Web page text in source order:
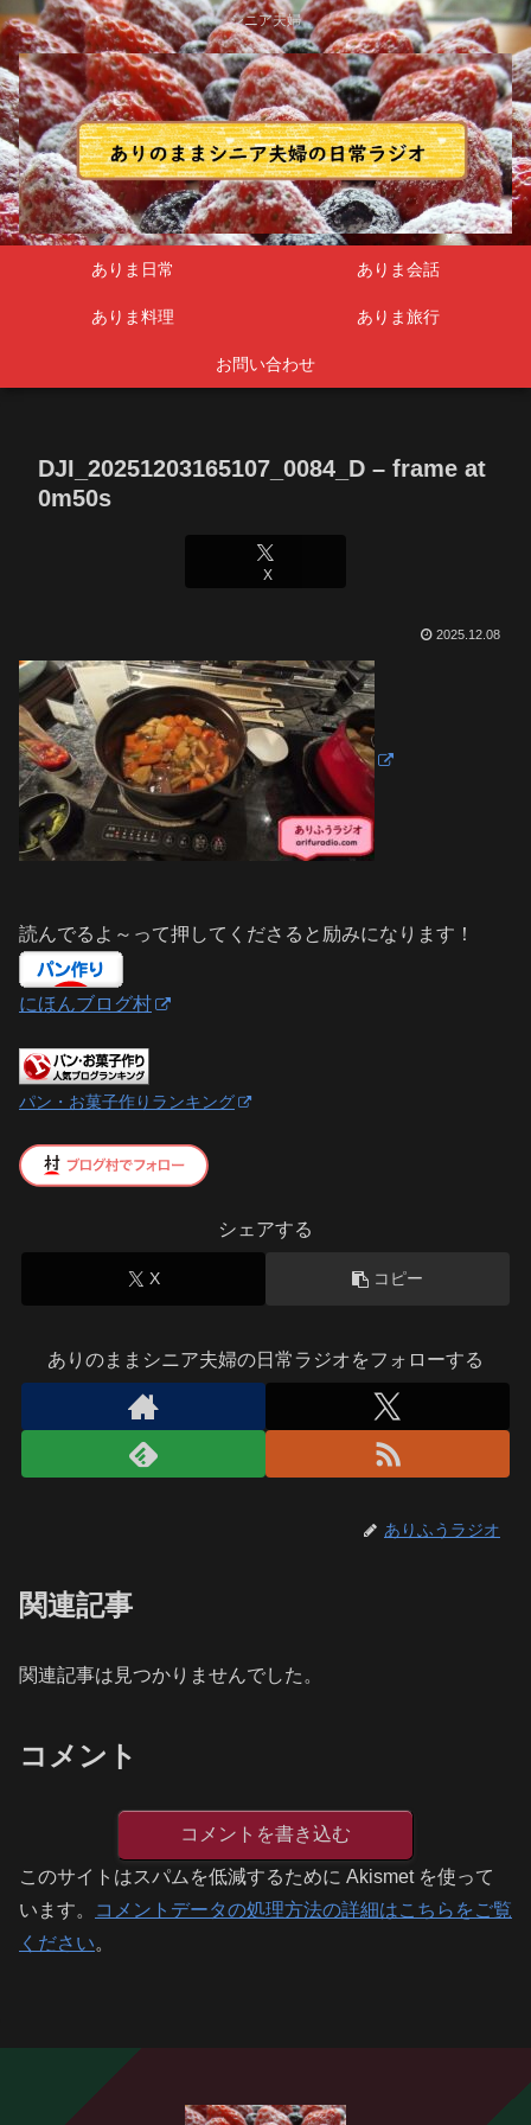
シニア夫婦
ありま日常 ありま会話
ありま料理 ありま旅行
お問い合わせ
DJI_20251203165107_0084_D – frame at
0m50s
X
2025.12.08
読んでるよ～って押してくださると励みになります！
にほんブログ村
パン・お菓子作りランキング
シェアする
X コピー
ありのままシニア夫婦の日常ラジオをフォローする
ありふうラジオ
関連記事
関連記事は見つかりませんでした。
コメント
コメントを書き込む
このサイトはスパムを低減するために Akismet を使って
います。
コメントデータの処理方法の詳細はこちらをご覧
ください。